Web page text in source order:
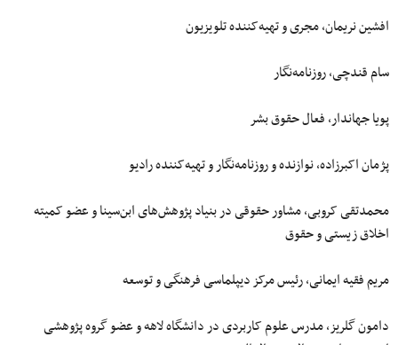
افشین نریمان، مجری و تهیه‌کننده تلویزیون
سام قندچی، روزنامه‌نگار
پویا جهاندار، فعال حقوق بشر
پژمان اکبرزاده، نوازنده و روزنامه‌نگار و تهیه‌کننده رادیو
محمدتقی کروبی، مشاور حقوقی در بنیاد پژوهش‌های ابن‌سینا و عضو کمیته
اخلاق زیستی و حقوق
مریم فقیه ایمانی، رئیس مرکز دیپلماسی فرهنگی و توسعه
دامون گلریز، مدرس علوم کاربردی در دانشگاه لاهه و عضو گروه پژوهشی